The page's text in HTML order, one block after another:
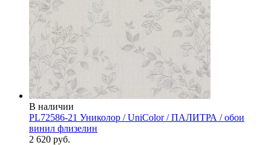
В наличии
PL72586-21 Униколор / UniColor / ПАЛИТРА / обои
винил флизелин
2 620 руб.